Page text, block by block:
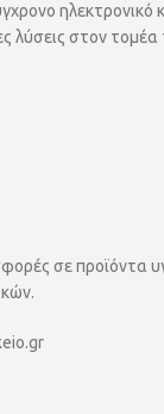
ηλεκτρονικό
λύσεις στον τομέα
σε προϊόντα